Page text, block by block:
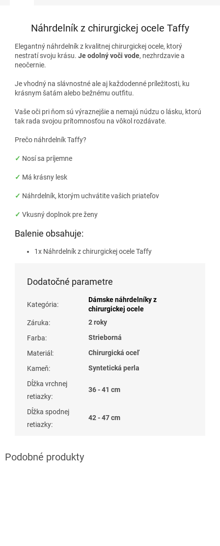
Náhrdelník z chirurgickej ocele Taffy
Elegantný náhrdelník z kvalitnej chirurgickej ocele, ktorý
nestratí svoju krásu. Je odolný voči vode, nezhrdzavie a
neočernie.
Je vhodný na slávnostné ale aj každodenné príležitosti, ku
krásnym šatám alebo bežnému outfitu.
Vaše oči pri ňom sú výraznejšie a nemajú núdzu o lásku, ktorú
tak rada svojou prítomnosťou na vôkol rozdávate.
Prečo náhrdelník Taffy?
✓ Nosí sa príjemne
✓ Má krásny lesk
✓ Náhrdelník, ktorým uchvátite vašich priateľov
✓ Vkusný doplnok pre ženy
Balenie obsahuje:
1x Náhrdelník z chirurgickej ocele Taffy
Dodatočné parametre
Kategória:
Dámske náhrdelníky z
chirurgickej ocele
Záruka:
2 roky
Farba:
Strieborná
Materiál :
Chirurgická oceľ
Kameň:
Syntetická perla
Dĺžka vrchnej
retiazky:
36 - 41 cm
Dĺžka spodnej
retiazky:
42 - 47 cm